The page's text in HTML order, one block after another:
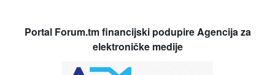
Portal Forum.tm financijski podupire Agencija za
elektroničke medije